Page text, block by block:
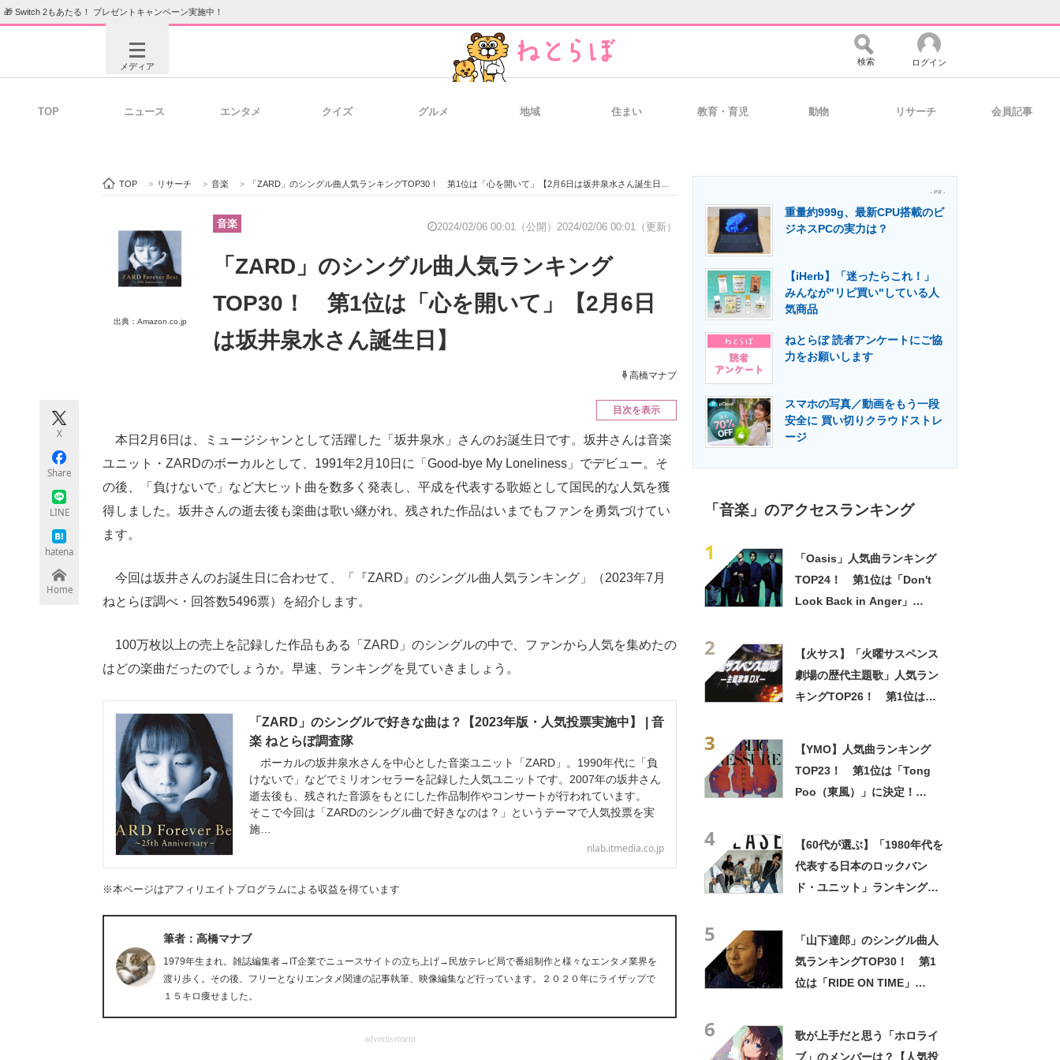
🎁 Switch 2もあたる！ プレゼントキャンペーン実施中！
メディア
ビジネスと働き方のヒント 経営リーダーのコミュニティ マーケ×ITの今がよく分かる
ITエンジニア向け専門サイト IT製品の技術・比較・事例 製造業のIT導入・活用を支援
エネルギーの専門メディア 建設×テクノロジーの最前線
ちょっと気になるネットの話題
検索 ログイン
TOP ニュース エンタメ クイズ グルメ 地域 住まい 教育・育児 動物 リサーチ 会員記事
TOP > リサーチ > 音楽 > 「ZARD」のシングル曲人気ランキングTOP30！ 第1位は「心を開いて」【2月6日は坂井泉水さん誕生日】
出典：Amazon.co.jp
音楽 2024/02/06 00:01（公開） 2024/02/06 00:01（更新）
「ZARD」のシングル曲人気ランキング
TOP30！ 第1位は「心を開いて」【2月6日
は坂井泉水さん誕生日】
高橋マナブ
X
Share
LINE
hatena
Home
目次を表示
本日2月6日は、ミュージシャンとして活躍した「坂井泉水」さんのお誕生日です。坂井さんは音楽
ユニット・ZARDのボーカルとして、1991年2月10日に「Good-bye My Loneliness」でデビュー。そ
の後、「負けないで」など大ヒット曲を数多く発表し、平成を代表する歌姫として国民的な人気を獲
得しました。坂井さんの逝去後も楽曲は歌い継がれ、残された作品はいまでもファンを勇気づけてい
ます。
今回は坂井さんのお誕生日に合わせて、「『ZARD』のシングル曲人気ランキング」（2023年7月
ねとらぼ調べ・回答数5496票）を紹介します。
100万枚以上の売上を記録した作品もある「ZARD」のシングルの中で、ファンから人気を集めたの
はどの楽曲だったのでしょうか。早速、ランキングを見ていきましょう。
「ZARD」のシングルで好きな曲は？【2023年版・人気投票実施中】 | 音
楽 ねとらぼ調査隊
ボーカルの坂井泉水さんを中心とした音楽ユニット「ZARD」。1990年代に「負
けないで」などでミリオンセラーを記録した人気ユニットです。2007年の坂井さん
逝去後も、残された音源をもとにした作品制作やコンサートが行われています。
そこで今回は「ZARDのシングル曲で好きなのは？」というテーマで人気投票を実
施…
nlab.itmedia.co.jp
※本ページはアフィリエイトプログラムによる収益を得ています
筆者：高橋マナブ
1979年生まれ。雑誌編集者→IT企業でニュースサイトの立ち上げ→民放テレビ局で番組制作と様々なエンタメ業界を
渡り歩く。その後、フリーとなりエンタメ関連の記事執筆、映像編集など行っています。２０２０年にライザップで
１５キロ痩せました。
advertisement
- PR -
重量約999g、最新CPU搭載のビ
ジネスPCの実力は？
【iHerb】「迷ったらこれ！」
みんなが"リピ買い"している人
気商品
ねとらぼ 読者アンケートにご協
力をお願いします
スマホの写真／動画をもう一段
安全に 買い切りクラウドストレ
ージ
「音楽」のアクセスランキング
1
「Oasis」人気曲ランキング
TOP24！ 第1位は「Don't
Look Back in Anger」
2
【火サス】「火曜サスペンス
劇場の歴代主題歌」人気ラン
キングTOP26！ 第1位は
3
【YMO】人気曲ランキング
TOP23！ 第1位は「Tong
Poo（東風）」に決定！
4
【60代が選ぶ】「1980年代を
代表する日本のロックバン
ド・ユニット」ランキング
5
「山下達郎」のシングル曲人
気ランキングTOP30！ 第1
位は「RIDE ON TIME」
6
歌が上手だと思う「ホロライ
ブ」のメンバーは？【人気投